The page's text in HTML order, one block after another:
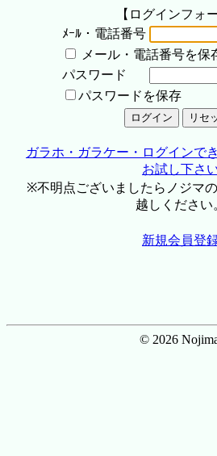
【ログインフォ
ﾒｰﾙ・電話番号
メール・電話番号を保
パスワード
パスワードを保存
ガラホ・ガラケー・ログインで
お試し下さ
※不明点ございましたらノジマ
越しください
新規会員登
© 2026